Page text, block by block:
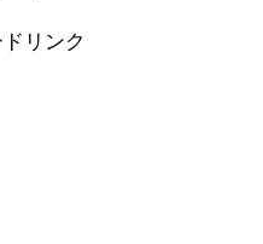
リンク